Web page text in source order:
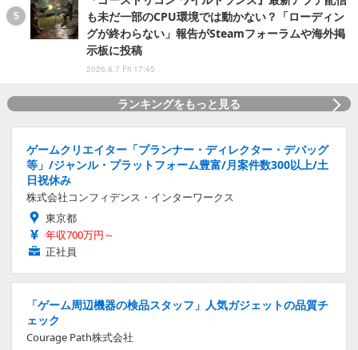
も未だ一部のCPU環境では動かない？「ローディン
グが終わらない」報告がSteamフォーラムや海外掲
示板に投稿
2026.8.7 Fri 17:45
ランキングをもっと見る
ゲームクリエイター「プランナー・ディレクター・デバッグ
等」/ジャンル・プラットフォーム豊富/月案件数300以上/土
日祝休み
株式会社コンフィデンス・インターワークス
東京都
年収700万円～
正社員
「ゲーム周辺機器の検品スタッフ」人気ガジェットの品質チ
ェック
Courage Path株式会社